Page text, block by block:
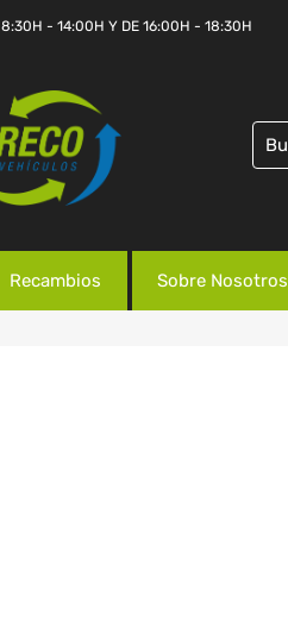
8:30H - 14:00H Y DE 16:00H - 18:30H
Recambios Sobre Nosotros